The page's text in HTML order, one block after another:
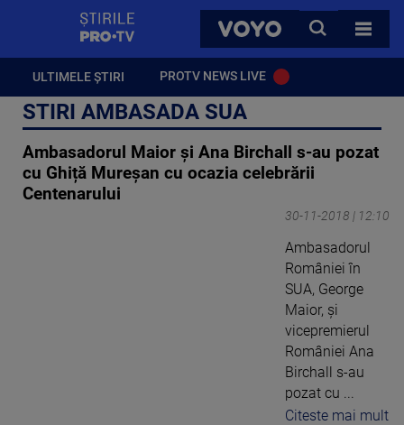
VOYO
CAUTA
TOATE
ULTIMELE ȘTIRI PROTV NEWS LIVE
STIRI AMBASADA SUA
Ambasadorul Maior și Ana Birchall s-au pozat
cu Ghiță Mureșan cu ocazia celebrării
Centenarului
30-11-2018 | 12:10
Ambasadorul
României în
SUA, George
Maior, și
vicepremierul
României Ana
Birchall s-au
pozat cu ...
Citeste mai mult